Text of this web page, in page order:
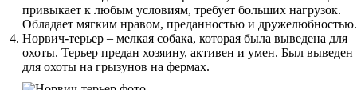
привыкает к любым условиям, требует больших нагрузок.
Обладает мягким нравом, преданностью и дружелюбностью.
Норвич-терьер – мелкая собака, которая была выведена для
охоты. Терьер предан хозяину, активен и умен. Был выведен
для охоты на грызунов на фермах.